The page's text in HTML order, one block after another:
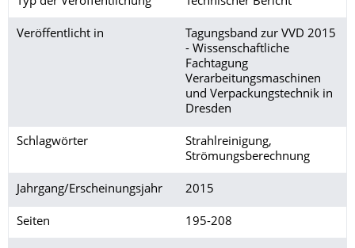
Veröffentlicht in
Tagungsband zur VVD 2015
- Wissenschaftliche
Fachtagung
Verarbeitungsmaschinen
und Verpackungstechnik in
Dresden
Schlagwörter
Strahlreinigung,
Strömungsberechnung
Jahrgang/Erscheinungsjahr 2015
Seiten 195-208